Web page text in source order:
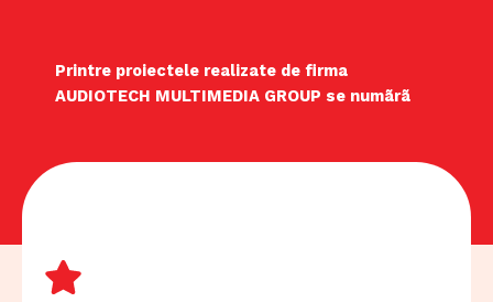
Printre proiectele realizate de firma
AUDIOTECH MULTIMEDIA GROUP se numãrã